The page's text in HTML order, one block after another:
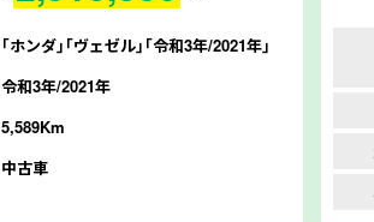
｢ホンダ｣｢ヴェゼル｣｢令和3年/2021年｣
令和3年/2021年
5,589Km
中古車